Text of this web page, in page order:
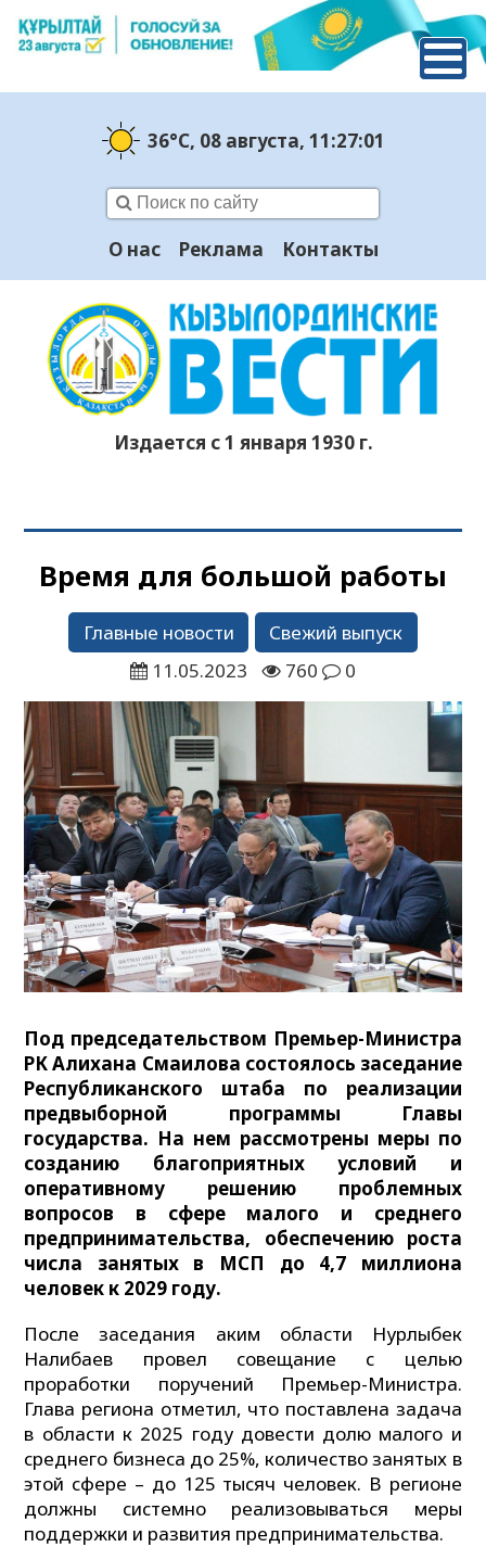
36°C, 08 августа, 11:27:01
О нас Реклама Контакты
Издается с 1 января 1930 г.
Время для большой работы
Главные новости
Свежий выпуск
11.05.2023
760 0
Под председательством Премьер-Министра
РК Алихана Смаилова состоялось заседание
Республиканского штаба по реализации
предвыборной программы Главы
государства. На нем рассмотрены меры по
созданию благоприятных условий и
оперативному решению проблемных
вопросов в сфере малого и среднего
предпринимательства, обеспечению роста
числа занятых в МСП до 4,7 миллиона
человек к 2029 году.
После заседания аким области Нурлыбек
Налибаев провел совещание с целью
проработки поручений Премьер-Министра.
Глава региона отметил, что поставлена задача
в области к 2025 году довести долю малого и
среднего бизнеса до 25%, количество занятых в
этой сфере – до 125 тысяч человек. В регионе
должны системно реализовываться меры
поддержки и развития предпринимательства.